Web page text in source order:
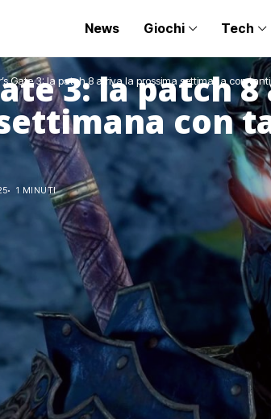
News Giochi Tech
Gate 3: la patch 8 arriva la prossima settimana con
3: la patch
con
1 MINUTI